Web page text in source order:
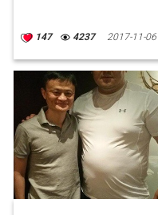
147 4237 2017-11-06